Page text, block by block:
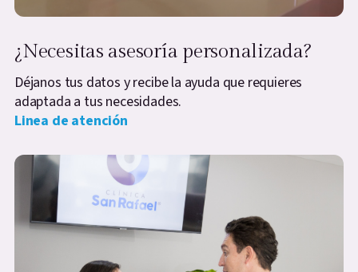
¿Necesitas asesoría personalizada?
Déjanos tus datos y recibe la ayuda que requieres
adaptada a tus necesidades.
Linea de atención